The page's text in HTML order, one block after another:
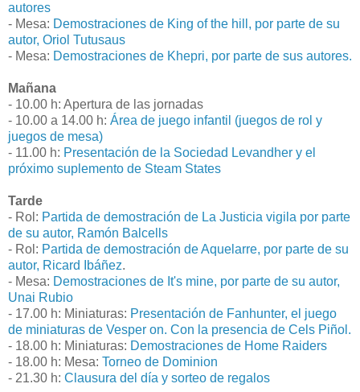
autores
- Mesa: Demostraciones de King of the hill, por parte de su
autor, Oriol Tutusaus
- Mesa: Demostraciones de Khepri, por parte de sus autores.
Mañana
- 10.00 h: Apertura de las jornadas
- 10.00 a 14.00 h: Área de juego infantil (juegos de rol y
juegos de mesa)
- 11.00 h: Presentación de la Sociedad Levandher y el
próximo suplemento de Steam States
Tarde
- Rol: Partida de demostración de La Justicia vigila por parte
de su autor, Ramón Balcells
- Rol: Partida de demostración de Aquelarre, por parte de su
autor, Ricard Ibáñez.
- Mesa: Demostraciones de It's mine, por parte de su autor,
Unai Rubio
- 17.00 h: Miniaturas: Presentación de Fanhunter, el juego
de miniaturas de Vesper on. Con la presencia de Cels Piñol.
- 18.00 h: Miniaturas: Demostraciones de Home Raiders
- 18.00 h: Mesa: Torneo de Dominion
- 21.30 h: Clausura del día y sorteo de regalos